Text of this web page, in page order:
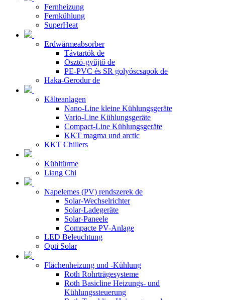
Fernheizung
Fernkühlung
SuperHeat
Erdwärmeabsorber
Távtartók de
Osztó-gyűjtő de
PE-PVC és SR golyóscsapok de
Haka-Gerodur de
Kälteanlagen
Nano-Line kleine Kühlungsgeräte
Vario-Line Kühlungsgeräte
Compact-Line Kühlungsgeräte
KKT magma und arctic
KKT Chillers
Kühltürme
Liang Chi
Napelemes (PV) rendszerek de
Solar-Wechselrichter
Solar-Ladegeräte
Solar-Paneele
Compacte PV-Anlage
LED Beleuchtung
Opti Solar
Flächenheizung und -Kühlung
Roth Rohrträgesysteme
Roth Basicline Heizungs- und
Kühlungssteuerung